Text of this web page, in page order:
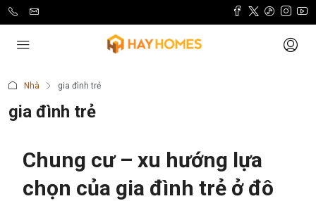
Nhà gia đình trẻ
gia đình trẻ
Chung cư – xu hướng lựa
chọn của gia đình trẻ ở đô